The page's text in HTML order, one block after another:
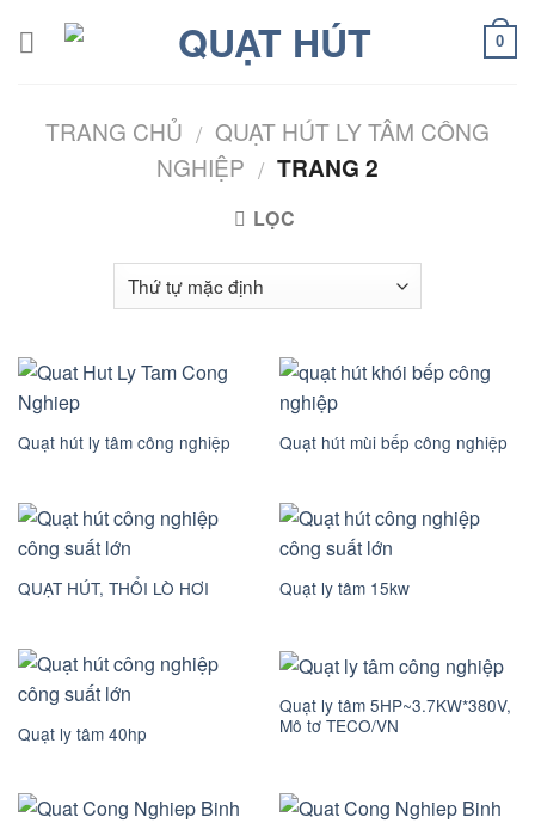
0
TRANG CHỦ / QUẠT HÚT LY TÂM CÔNG
NGHIỆP / TRANG 2
LỌC
Quạt hút ly tâm công nghiệp Quạt hút mùi bếp công nghiệp
QUẠT HÚT, THỔI LÒ HƠI Quạt ly tâm 15kw
Quạt ly tâm 40hp
Quạt ly tâm 5HP~3.7KW*380V,
Mô tơ TECO/VN